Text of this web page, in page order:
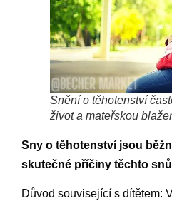
Snění o těhotenství
život a mateřskou
Sny o těhotenství jsou
skutečné příčiny těchto
Důvod související s dítětem: